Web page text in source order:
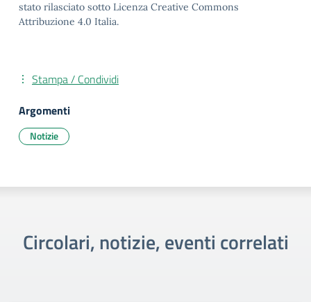
stato rilasciato sotto Licenza Creative Commons
Attribuzione 4.0 Italia.
Stampa / Condividi
Argomenti
Notizie
Circolari, notizie, eventi correlati